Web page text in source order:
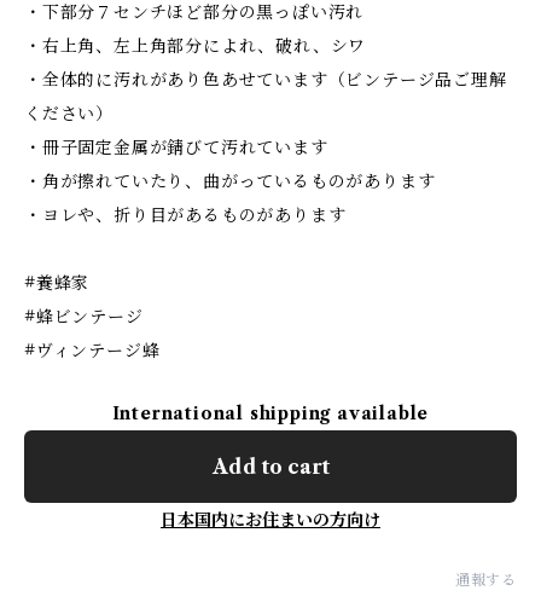
・下部分７センチほど部分の黒っぽい汚れ
・右上角、左上角部分によれ、破れ、シワ
・全体的に汚れがあり色あせています（ビンテージ品ご理解
ください）
・冊子固定金属が錆びて汚れています
・角が擦れていたり、曲がっているものがあります
・ヨレや、折り目があるものがあります
#養蜂家
#蜂ビンテージ
#ヴィンテージ蜂
International shipping available
Add to cart
日本国内にお住まいの方向け
通報する